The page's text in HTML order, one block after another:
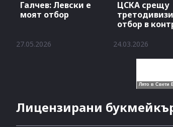
Галчев: Левски е
моят отбор
27.05.2026
ЦСКА срещу
отбор в
24.03.2026
Лицензирани